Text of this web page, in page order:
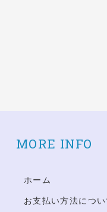
MORE INFO
ホーム
お支払い方法につい